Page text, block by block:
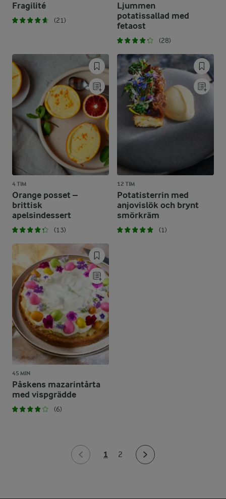
Fragilité
(21)
Ljummen
potatissallad med
fetaost
(28)
4 TIM
Orange posset –
brittisk
apelsindessert
(13)
12 TIM
Potatisterrin med
anjovislök och brynt
smörkräm
(1)
45 MIN
Påskens mazarintårta
med vispgrädde
(6)
1 2